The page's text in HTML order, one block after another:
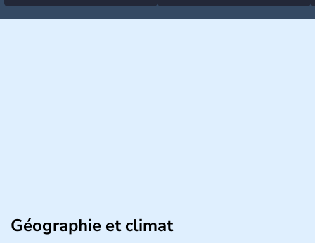
Géographie et climat